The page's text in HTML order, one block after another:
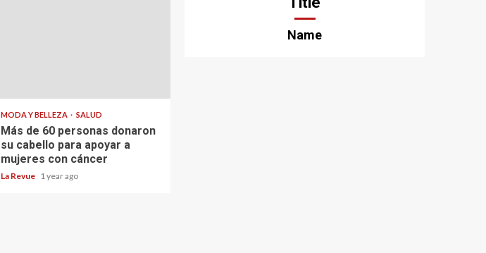
MODA Y BELLEZA SALUD
Más de 60 personas donaron
su cabello para apoyar a
mujeres con cáncer
La Revue 1 year ago
Name